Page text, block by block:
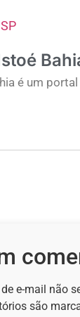
é um
e-mail não
são